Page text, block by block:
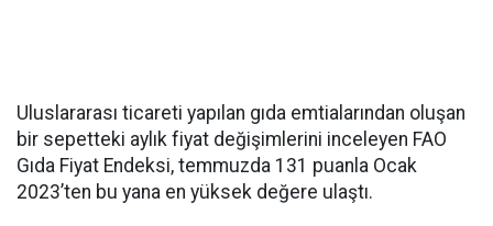
Uluslararası ticareti yapılan gıda emtialarından oluşan
bir sepetteki aylık fiyat değişimlerini inceleyen FAO
Gıda Fiyat Endeksi, temmuzda 131 puanla Ocak
2023’ten bu yana en yüksek değere ulaştı.